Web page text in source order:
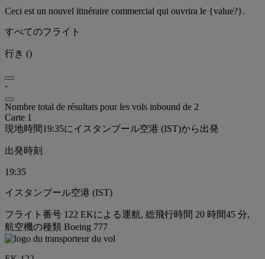
Ceci est un nouvel itinéraire commercial qui ouvrira le {value?}.
すべてのフライト
行き ()
-
Nombre total de résultats pour les vols inbound de 2
Carte 1
現地時間19:35にイスタンブール空港 (IST)から出発
出発時刻
19:35
イスタンブール空港 (IST)
フライト番号 122 EKによる運航, 総飛行時間 20 時間45 分,
航空機の種類 Boeing 777